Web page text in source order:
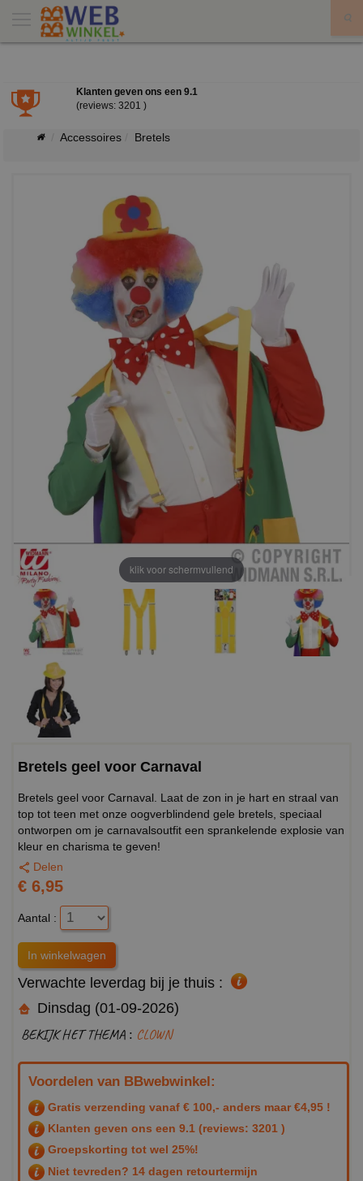
Klanten geven ons een 9.1
(reviews: 3201 )
Accessoires Bretels
klik voor schermvullend
Bretels geel voor Carnaval
Bretels geel voor Carnaval. Laat de zon in je hart en straal van
top tot teen met onze oogverblindend gele bretels, speciaal
ontworpen om je carnavalsoutfit een sprankelende explosie van
kleur en charisma te geven!
Delen
€ 6,95
Aantal :
Verwachte leverdag bij je thuis :
Dinsdag (01-09-2026)
BEKIJK HET THEMA : CLOWN
Voordelen van BBwebwinkel:
Gratis verzending vanaf € 100,- anders maar €4,95 !
Klanten geven ons een 9.1 (reviews: 3201 )
Groepskorting tot wel 25%!
Niet tevreden? 14 dagen retourtermijn